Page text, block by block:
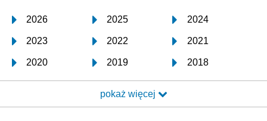
2026 2025 2024
2023 2022 2021
2020 2019 2018
2017 2016 2015
2014 2013 2012
pokaż więcej